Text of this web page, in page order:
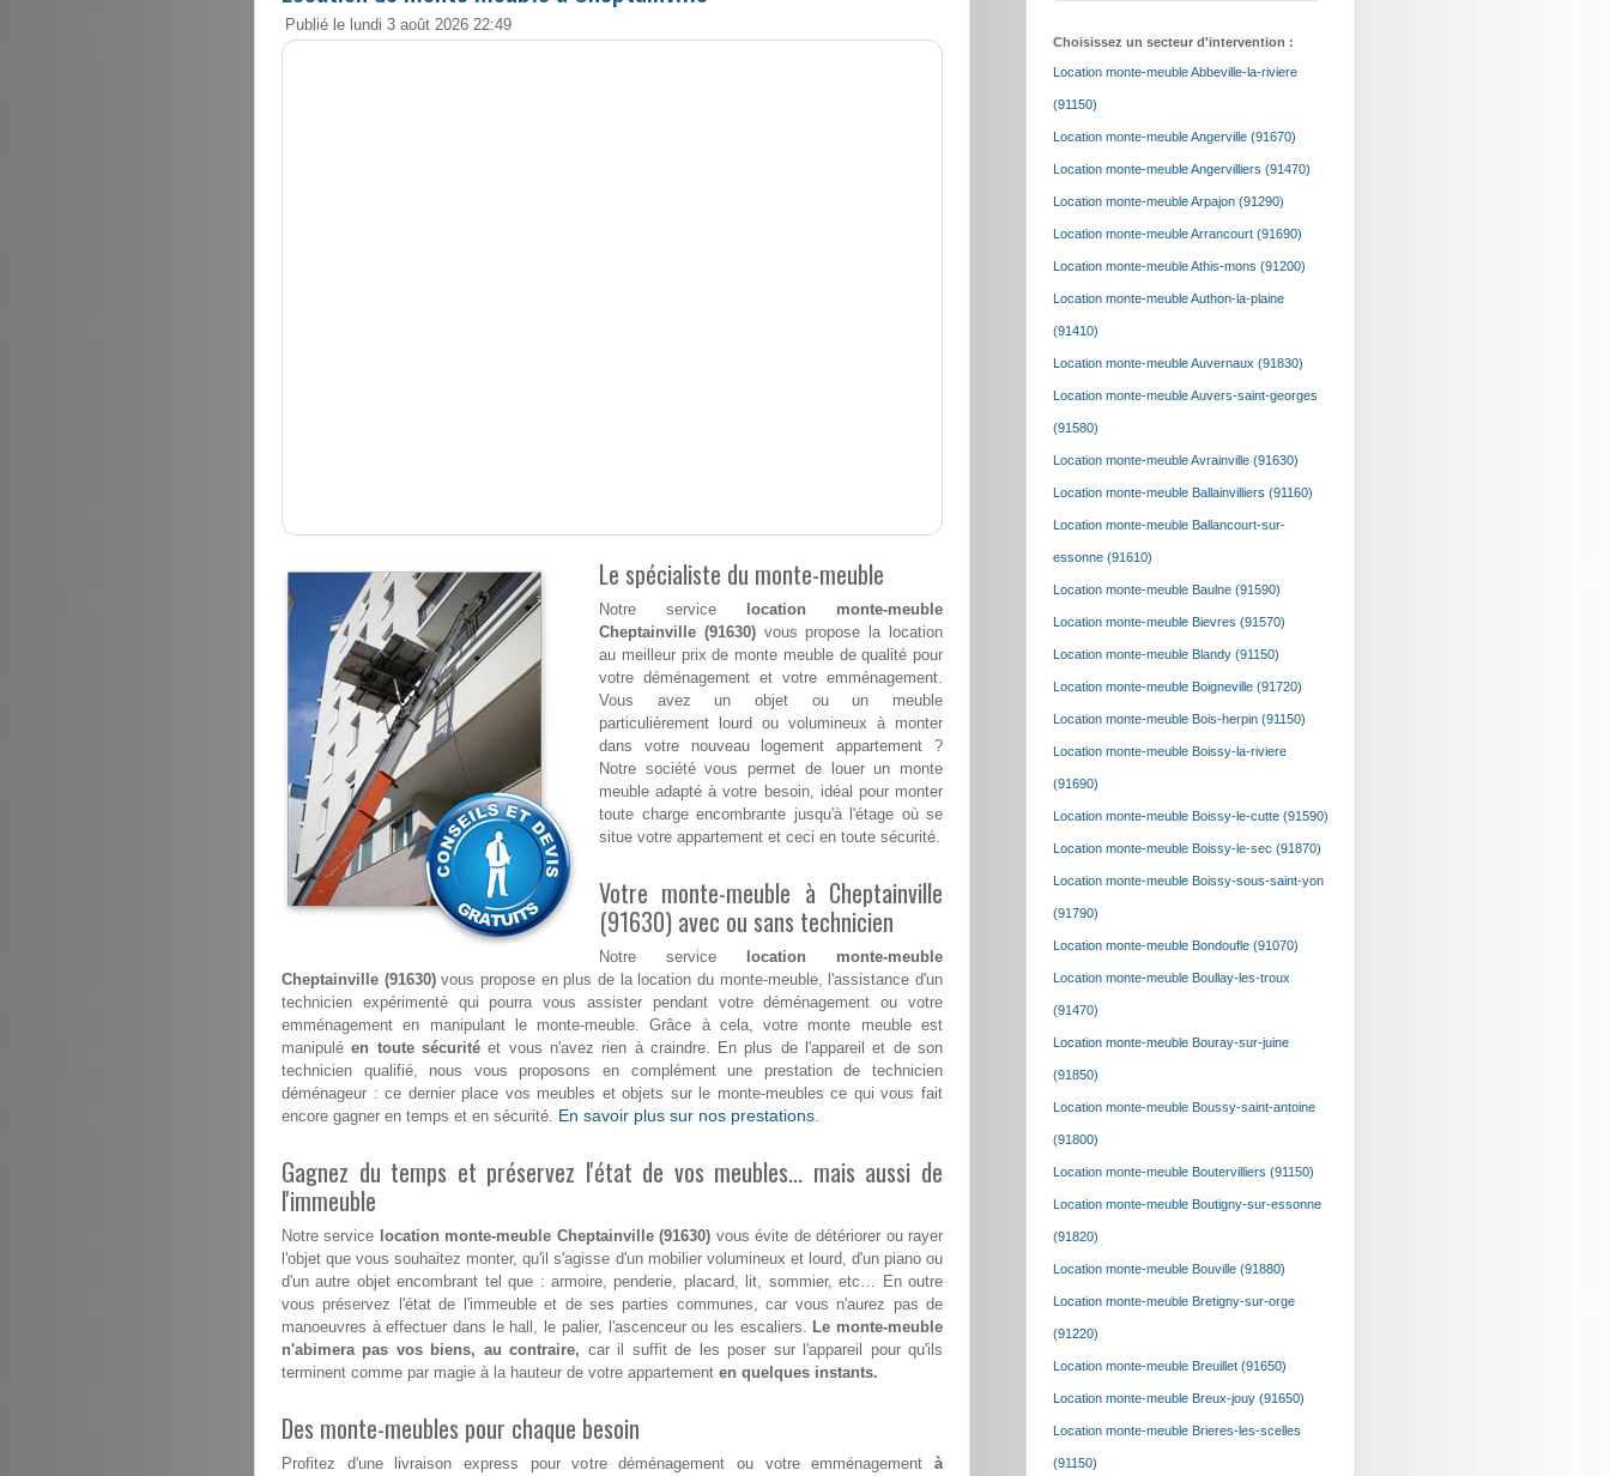
Publié le lundi 3 août 2026 22:49
Le spécialiste du monte-meuble
Notre service
location monte-meuble
Cheptainville (91630)vous propose la location
au meilleur prix de monte meuble de qualité pour
votre déménagement et votre emménagement.
Vous avez un objet ou un meuble
particulièrement lourd ou volumineux à monter
dans votre nouveau logement appartement ?
Notre société vous permet de louer un monte
meuble adapté à votre besoin, idéal pour monter
toute charge encombrante jusqu'à l'étage où se
situe votre appartement et ceci en toute sécurité.
Votre monte-meuble à Cheptainville
(91630) avec ou sans technicien
Notre service
location monte-meuble
Cheptainville (91630)vous propose en plus de la location du monte-meuble, l'assistance d'un
technicien expérimenté qui pourra vous assister pendant votre déménagement ou votre
emménagement en manipulant le monte-meuble. Grâce à cela, votre monte meuble est
manipuléen toute sécuritéet vous n'avez rien à craindre. En plus de l'appareil et de son
technicien qualifié, nous vous proposons en complément une prestation de technicien
déménageur : ce dernier place vos meubles et objets sur le monte-meubles ce qui vous fait
encore gagner en temps et en sécurité. En savoir plus sur nos prestations.
Gagnez du temps et préservez l'état de vos meubles... mais aussi de
l'immeuble
Notre service location monte-meuble Cheptainville (91630) vous évite de détériorer ou rayer
l'objet que vous souhaitez monter, qu'il s'agisse d'un mobilier volumineux et lourd, d'un piano ou
d'un autre objet encombrant tel que : armoire, penderie, placard, lit, sommier, etc… En outre
vous préservez l'état de l'immeuble et de ses parties communes, car vous n'aurez pas de
manoeuvres à effectuer dans le hall, le palier, l'ascenceur ou les escaliers. Le monte-meuble
n'abimera pas vos biens, au contraire, car il suffit de les poser sur l'appareil pour qu'ils
terminent comme par magie à la hauteur de votre appartement en quelques instants.
Des monte-meubles pour chaque besoin
Profitez d'une livraison express pour votre déménagement ou votre emménagement à
Choisissez un secteur d'intervention :
Location monte-meuble Abbeville-la-riviere
(91150)
Location monte-meuble Angerville (91670)
Location monte-meuble Angervilliers (91470)
Location monte-meuble Arpajon (91290)
Location monte-meuble Arrancourt (91690)
Location monte-meuble Athis-mons (91200)
Location monte-meuble Authon-la-plaine
(91410)
Location monte-meuble Auvernaux (91830)
Location monte-meuble Auvers-saint-georges
(91580)
Location monte-meuble Avrainville (91630)
Location monte-meuble Ballainvilliers (91160)
Location monte-meuble Ballancourt-sur-
essonne (91610)
Location monte-meuble Baulne (91590)
Location monte-meuble Bievres (91570)
Location monte-meuble Blandy (91150)
Location monte-meuble Boigneville (91720)
Location monte-meuble Bois-herpin (91150)
Location monte-meuble Boissy-la-riviere
(91690)
Location monte-meuble Boissy-le-cutte (91590)
Location monte-meuble Boissy-le-sec (91870)
Location monte-meuble Boissy-sous-saint-yon
(91790)
Location monte-meuble Bondoufle (91070)
Location monte-meuble Boullay-les-troux
(91470)
Location monte-meuble Bouray-sur-juine
(91850)
Location monte-meuble Boussy-saint-antoine
(91800)
Location monte-meuble Boutervilliers (91150)
Location monte-meuble Boutigny-sur-essonne
(91820)
Location monte-meuble Bouville (91880)
Location monte-meuble Bretigny-sur-orge
(91220)
Location monte-meuble Breuillet (91650)
Location monte-meuble Breux-jouy (91650)
Location monte-meuble Brieres-les-scelles
(91150)